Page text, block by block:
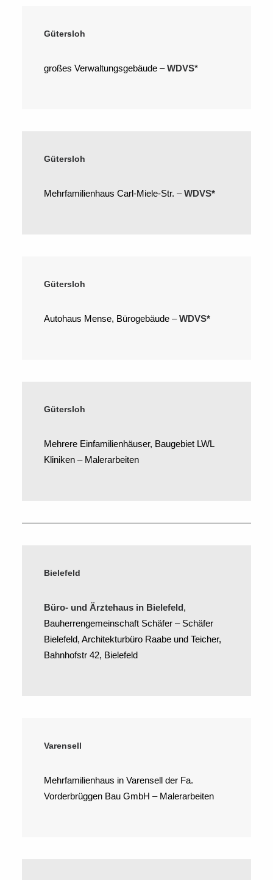
Gütersloh
großes Verwaltungsgebäude –WDVS*
Gütersloh
Mehrfamilienhaus Carl-Miele-Str. –WDVS*
Gütersloh
Autohaus Mense, Bürogebäude –WDVS*
Gütersloh
Mehrere Einfamilienhäuser, Baugebiet LWL
Kliniken – Malerarbeiten
Bielefeld
Büro- und Ärztehaus in Bielefeld,
Bauherrengemeinschaft Schäfer – Schäfer
Bielefeld, Architekturbüro Raabe und Teicher,
Bahnhofstr 42, Bielefeld
Varensell
Mehrfamilienhaus in Varensell der Fa.
Vorderbrüggen Bau GmbH – Malerarbeiten